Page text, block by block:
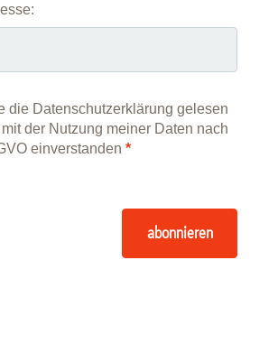
die Datenschutzerklärung gelesen
der Nutzung meiner Daten nach
einverstanden *
abonnieren